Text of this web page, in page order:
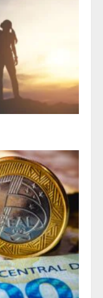
perfil
que
trabalho e